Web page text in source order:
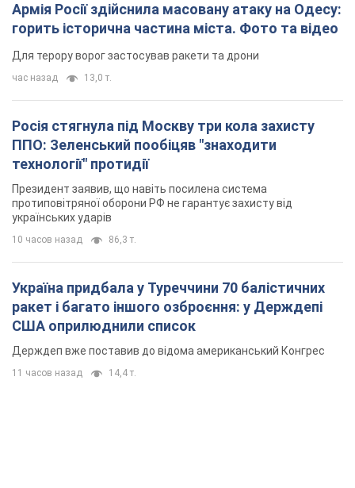
Армія Росії здійснила масовану атаку на Одесу:
горить історична частина міста. Фото та відео
Для терору ворог застосував ракети та дрони
час назад 13,0 т.
Росія стягнула під Москву три кола захисту
ППО: Зеленський пообіцяв "знаходити
технології" протидії
Президент заявив, що навіть посилена система
протиповітряної оборони РФ не гарантує захисту від
українських ударів
10 часов назад 86,3 т.
Україна придбала у Туреччини 70 балістичних
ракет і багато іншого озброєння: у Держдепі
США оприлюднили список
Держдеп вже поставив до відома американський Конгрес
11 часов назад 14,4 т.